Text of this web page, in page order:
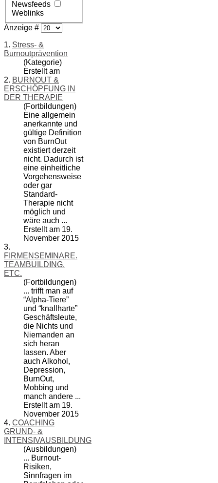
Newsfeeds
Weblinks
Anzeige #
1. Stress- &
Burnoutprävention
(Kategorie)
Erstellt am
2. BURNOUT &
ERSCHÖPFUNG IN
DER THERAPIE
(Fortbildungen)
Eine allgemein
anerkannte und
gültige Definition
von BurnOut
existiert derzeit
nicht. Dadurch ist
eine einheitliche
Vorgehensweise
oder gar
Standard-
Therapie nicht
möglich und
wäre auch ...
Erstellt am 19.
November 2015
3.
FIRMENSEMINARE.
TEAMBUILDING.
ETC.
(Fortbildungen)
... trifft man auf
“Alpha-Tiere”
und “knallharte”
Geschäftsleute,
die Nichts und
Niemanden an
sich heran
lassen. Aber
auch Alkohol,
Depression,
BurnOut,
Mobbing und
manch andere ...
Erstellt am 19.
November 2015
4. COACHING
GRUND- &
INTENSIVAUSBILDUNG
(Ausbildungen)
... Burnout-
Risiken,
Sinnfragen im